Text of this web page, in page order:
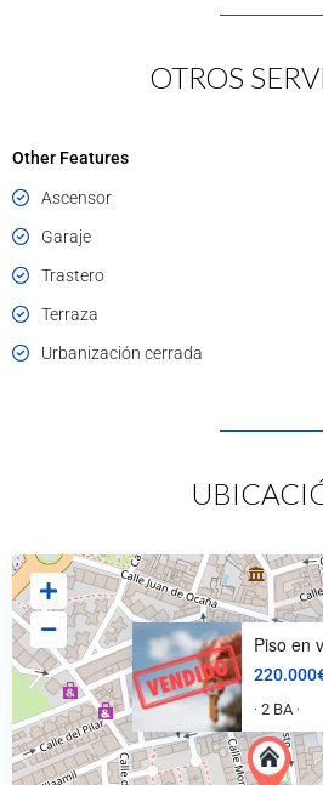
OTROS
Other Features
Ascensor
Garaje
Trastero
Terraza
Urbanización cerrada
Piso en
· 2 BA ·